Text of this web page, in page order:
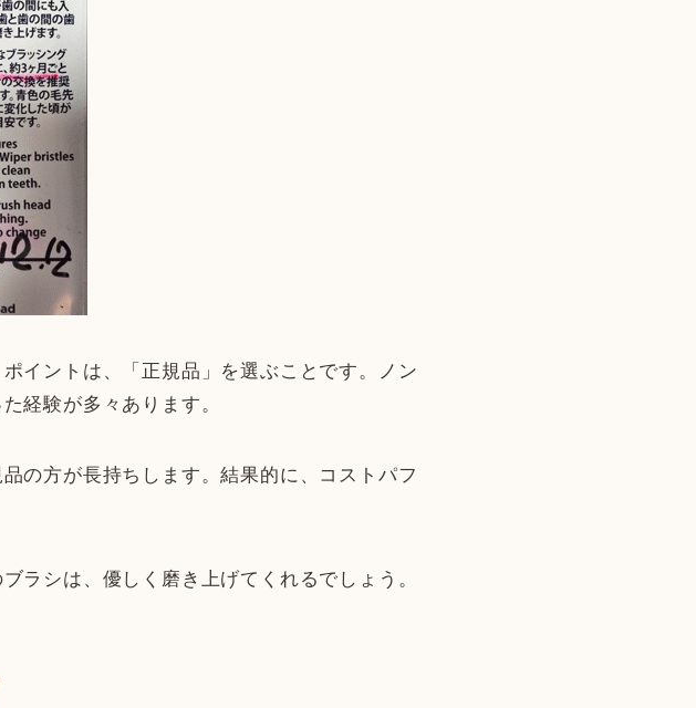
イントは、「正規品」を選ぶことです。ノン
経験が多々あります。
の方が長持ちします。結果的に、コストパフ
ラシは、優しく磨き上げてくれるでしょう。